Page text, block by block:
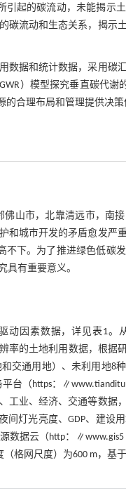
起的碳流动，未能揭示
碳流动和生态关系，揭示
数据和统计数据，采用碳
）模型探究垂直碳代谢
合理布局和管理提供决策
佛山市，北靠清远市，
和城市开发的矛盾愈发严
不下。为了推进绿色低碳
具有重要意义。
动因素数据，详见表1。
率的土地利用数据，根
交通用地）、未利用地8
台（https：
工业、经济、交通等数据
灯光亮度、GDP、建设
据云（http：∥www.gis5
格网尺度）为600 m，基